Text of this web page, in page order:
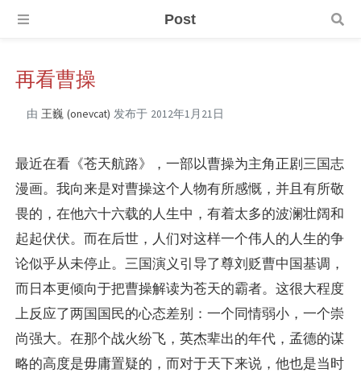
Post
再看曹操
由 王巍 (onevcat) 发布于 2012年1月21日
最近在看《苍天航路》，一部以曹操为主角正剧三国志
漫画。我向来是对曹操这个人物有所感慨，并且有所敬
畏的，在他六十六载的人生中，有着太多的波澜壮阔和
起起伏伏。而在后世，人们对这样一个伟人的人生的争
论似乎从未停止。三国演义引导了尊刘贬曹中国基调，
而日本更倾向于把曹操解读为苍天的霸者。这很大程度
上反应了两国国民的心态差别：一个同情弱小，一个崇
尚强大。在那个战火纷飞，英杰辈出的年代，孟德的谋
略的高度是毋庸置疑的，而对于天下来说，他也是当时